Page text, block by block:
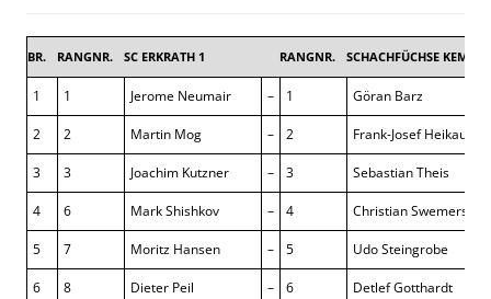
BR. RANGNR. SC ERKRATH 1 RANGNR. SCHACHFÜCHSE
1 1 Jerome Neumair – 1 Göran Barz
2 2 Martin Mog – 2 Frank-Josef Heikaus
3 3 Joachim Kutzner – 3 Sebastian Theis
4 6 Mark Shishkov – 4 Christian Swemers
5 7 Moritz Hansen – 5 Udo Steingrobe
6 8 Dieter Peil – 6 Detlef Gotthardt